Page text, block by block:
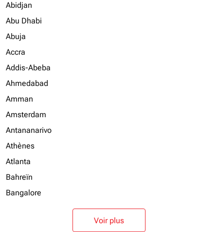
Abidjan
Abu Dhabi
Abuja
Accra
Addis-Abeba
Ahmedabad
Amman
Amsterdam
Antananarivo
Athènes
Atlanta
Bahreïn
Bangalore
Voir plus